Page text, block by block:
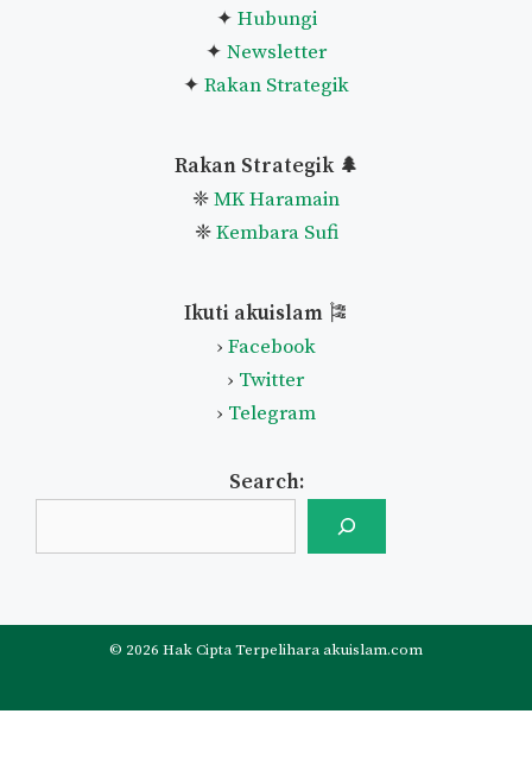
✦ Hubungi
✦ Newsletter
✦ Rakan Strategik
Rakan Strategik 🌲
❈MK Haramain
❈Kembara Sufi
Ikuti akuislam 🎏
› Facebook
› Twitter
› Telegram
Search:
© 2026 Hak Cipta Terpelihara akuislam.com